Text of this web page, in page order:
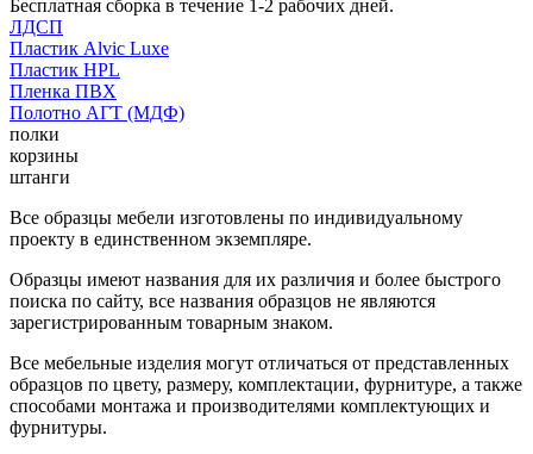
Бесплатная сборка в течение 1-2 рабочих дней.
ЛДСП
Пластик Alvic Luxe
Пластик HPL
Пленка ПВХ
Полотно АГТ (МДФ)
полки
корзины
штанги
Все образцы мебели изготовлены по индивидуальному
проекту в единственном экземпляре.
Образцы имеют названия для их различия и более быстрого
поиска по сайту, все названия образцов не являются
зарегистрированным товарным знаком.
Все мебельные изделия могут отличаться от представленных
образцов по цвету, размеру, комплектации, фурнитуре, а также
способами монтажа и производителями комплектующих и
фурнитуры.